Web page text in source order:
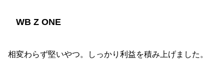
WB Z ONE
相変わらず堅いやつ。しっかり利益を積み上げました。